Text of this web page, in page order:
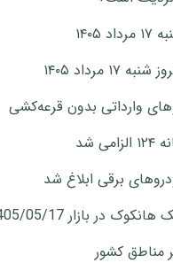
مرداد ۱۴۰۵
وارداتی بدون قرعه‌کشی
شد
برقی ابلاغ شد
در بازار 1405/05/17
مناطق کشور